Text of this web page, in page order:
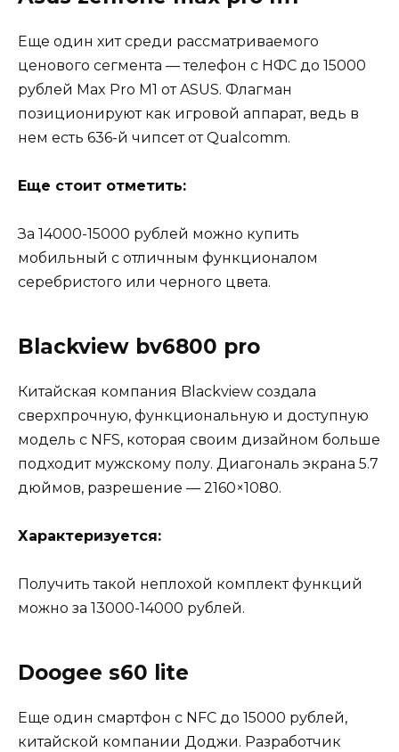
Еще один хит среди рассматриваемого
ценового сегмента — телефон с НФС до 15000
рублей Max Pro M1 от ASUS. Флагман
позиционируют как игровой аппарат, ведь в
нем есть 636-й чипсет от Qualcomm.
Еще стоит отметить:
За 14000-15000 рублей можно купить
мобильный с отличным функционалом
серебристого или черного цвета.
Blackview bv6800 pro
Китайская компания Blackview создала
сверхпрочную, функциональную и доступную
модель с NFS, которая своим дизайном больше
подходит мужскому полу. Диагональ экрана 5.7
дюймов, разрешение — 2160×1080.
Характеризуется:
Получить такой неплохой комплект функций
можно за 13000-14000 рублей.
Doogee s60 lite
Еще один смартфон с NFC до 15000 рублей,
китайской компании Доджи. Разработчик